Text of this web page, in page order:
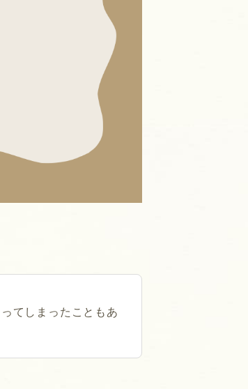
てしまったこともあ